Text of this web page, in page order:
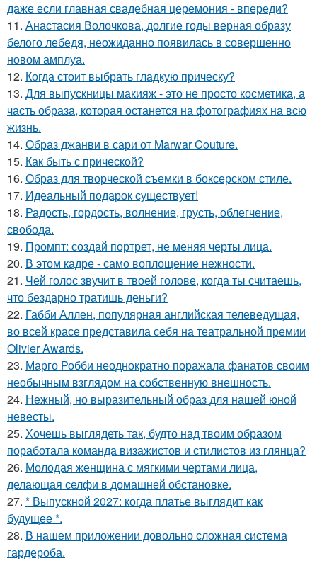
даже если главная свадебная церемония - впереди?
11. Анастасия Волочкова, долгие годы верная образу
белого лебедя, неожиданно появилась в совершенно
новом амплуа.
12. Когда стоит выбрать гладкую прическу?
13. Для выпускницы макияж - это не просто косметика, а
часть образа, которая останется на фотографиях на всю
жизнь.
14. Образ джанви в сари от Marwar Couture.
15. Как быть с прической?
16. Образ для творческой съемки в боксерском стиле.
17. Идеальный подарок существует!
18. Радость, гордость, волнение, грусть, облегчение,
свобода.
19. Промпт: создай портрет, не меняя черты лица.
20. В этом кадре - само воплощение нежности.
21. Чей голос звучит в твоей голове, когда ты считаешь,
что бездарно тратишь деньги?
22. Габби Аллен, популярная английская телеведущая,
во всей красе представила себя на театральной премии
Olivier Awards.
23. Марго Робби неоднократно поражала фанатов своим
необычным взглядом на собственную внешность.
24. Нежный, но выразительный образ для нашей юной
невесты.
25. Хочешь выглядеть так, будто над твоим образом
поработала команда визажистов и стилистов из глянца?
26. Молодая женщина с мягкими чертами лица,
делающая селфи в домашней обстановке.
27. * Выпускной 2027: когда платье выглядит как
будущее *.
28. В нашем приложении довольно сложная система
гардероба.